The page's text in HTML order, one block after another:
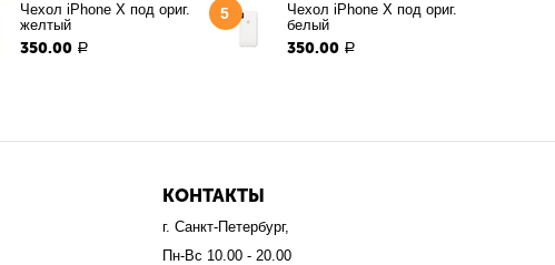
Чехол iPhone X под ориг.
желтый
350.00 Р
5
Чехол iPhone X под ориг.
белый
350.00 Р
КОНТАКТЫ
г. Санкт-Петербург,
Пн-Вс 10.00 - 20.00